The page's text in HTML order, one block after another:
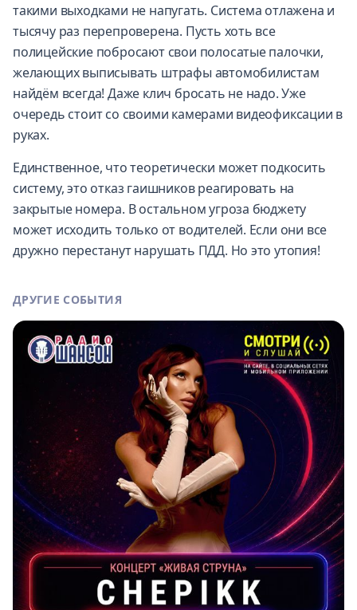
такими выходками не напугать. Система отлажена и
тысячу раз перепроверена. Пусть хоть все
полицейские побросают свои полосатые палочки,
желающих выписывать штрафы автомобилистам
найдём всегда! Даже клич бросать не надо. Уже
очередь стоит со своими камерами видеофиксации в
руках.
Единственное, что теоретически может подкосить
систему, это отказ гаишников реагировать на
закрытые номера. В остальном угроза бюджету
может исходить только от водителей. Если они все
дружно перестанут нарушать ПДД. Но это утопия!
ДРУГИЕ СОБЫТИЯ